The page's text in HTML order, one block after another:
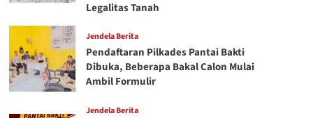
Legalitas Tanah
Jendela Berita
Pendaftaran Pilkades Pantai Bakti
Dibuka, Beberapa Bakal Calon Mulai
Ambil Formulir
Jendela Berita